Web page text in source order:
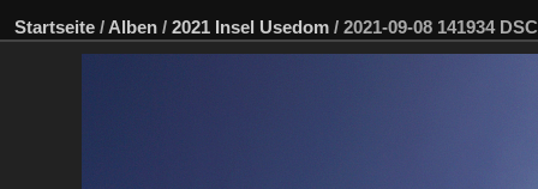
Startseite / Alben / 2021 Insel Usedom / 2021-09-08 141934